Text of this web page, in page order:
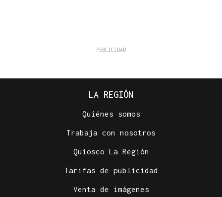
LA REGIÓN
Quiénes somos
Trabaja con nosotros
Quiosco La Región
Tarifas de publicidad
Venta de imágenes